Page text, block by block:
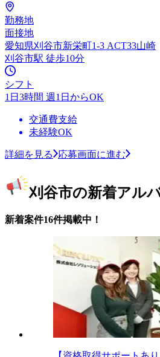
勤務地
面接地
愛知県刈谷市新栄町1-3 ACT33山崎
刈谷市駅 徒歩10分
シフト
1日3時間 週1日からOK
交通費支給
未経験OK
詳細を見る 応募画面に進む
刈谷市の新着アル
新着案件16件掲載中！